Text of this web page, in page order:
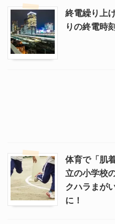
終電繰り上
りの終電時
体育で「肌
立の小学校
クハラまが
に！